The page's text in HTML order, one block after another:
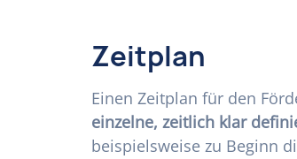
Zeitplan
Einen Zeitplan für den
einzelne, zeitlich klar
beispielsweise zu Beginn